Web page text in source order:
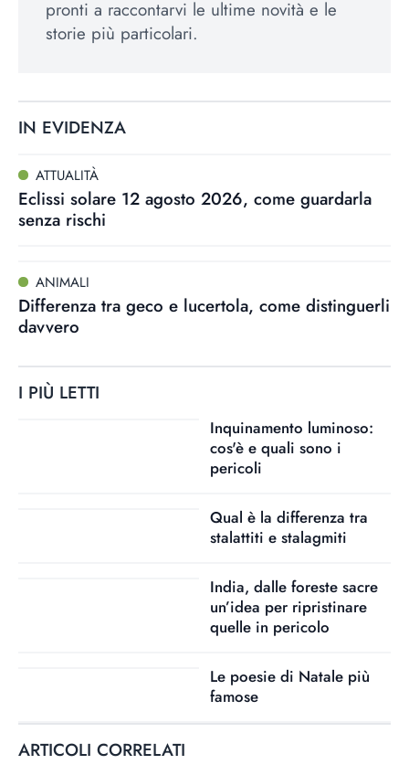
pronti a raccontarvi le ultime novità e le
storie più particolari.
IN EVIDENZA
ATTUALITÀ
Eclissi solare 12 agosto 2026, come guardarla
senza rischi
ANIMALI
Differenza tra geco e lucertola, come distinguerli
davvero
I PIÙ LETTI
Inquinamento luminoso:
cos'è e quali sono i
pericoli
Qual è la differenza tra
stalattiti e stalagmiti
India, dalle foreste sacre
un’idea per ripristinare
quelle in pericolo
Le poesie di Natale più
famose
ARTICOLI CORRELATI